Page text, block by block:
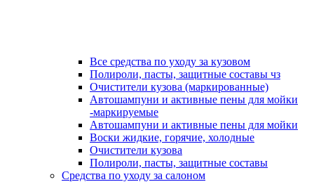
Все средства по уходу за кузовом
Полироли, пасты, защитные составы чз
Очистители кузова (маркированные)
Автошампуни и активные пены для мойки
-маркируемые
Автошампуни и активные пены для мойки
Воски жидкие, горячие, холодные
Очистители кузова
Полироли, пасты, защитные составы
Средства по уходу за салоном